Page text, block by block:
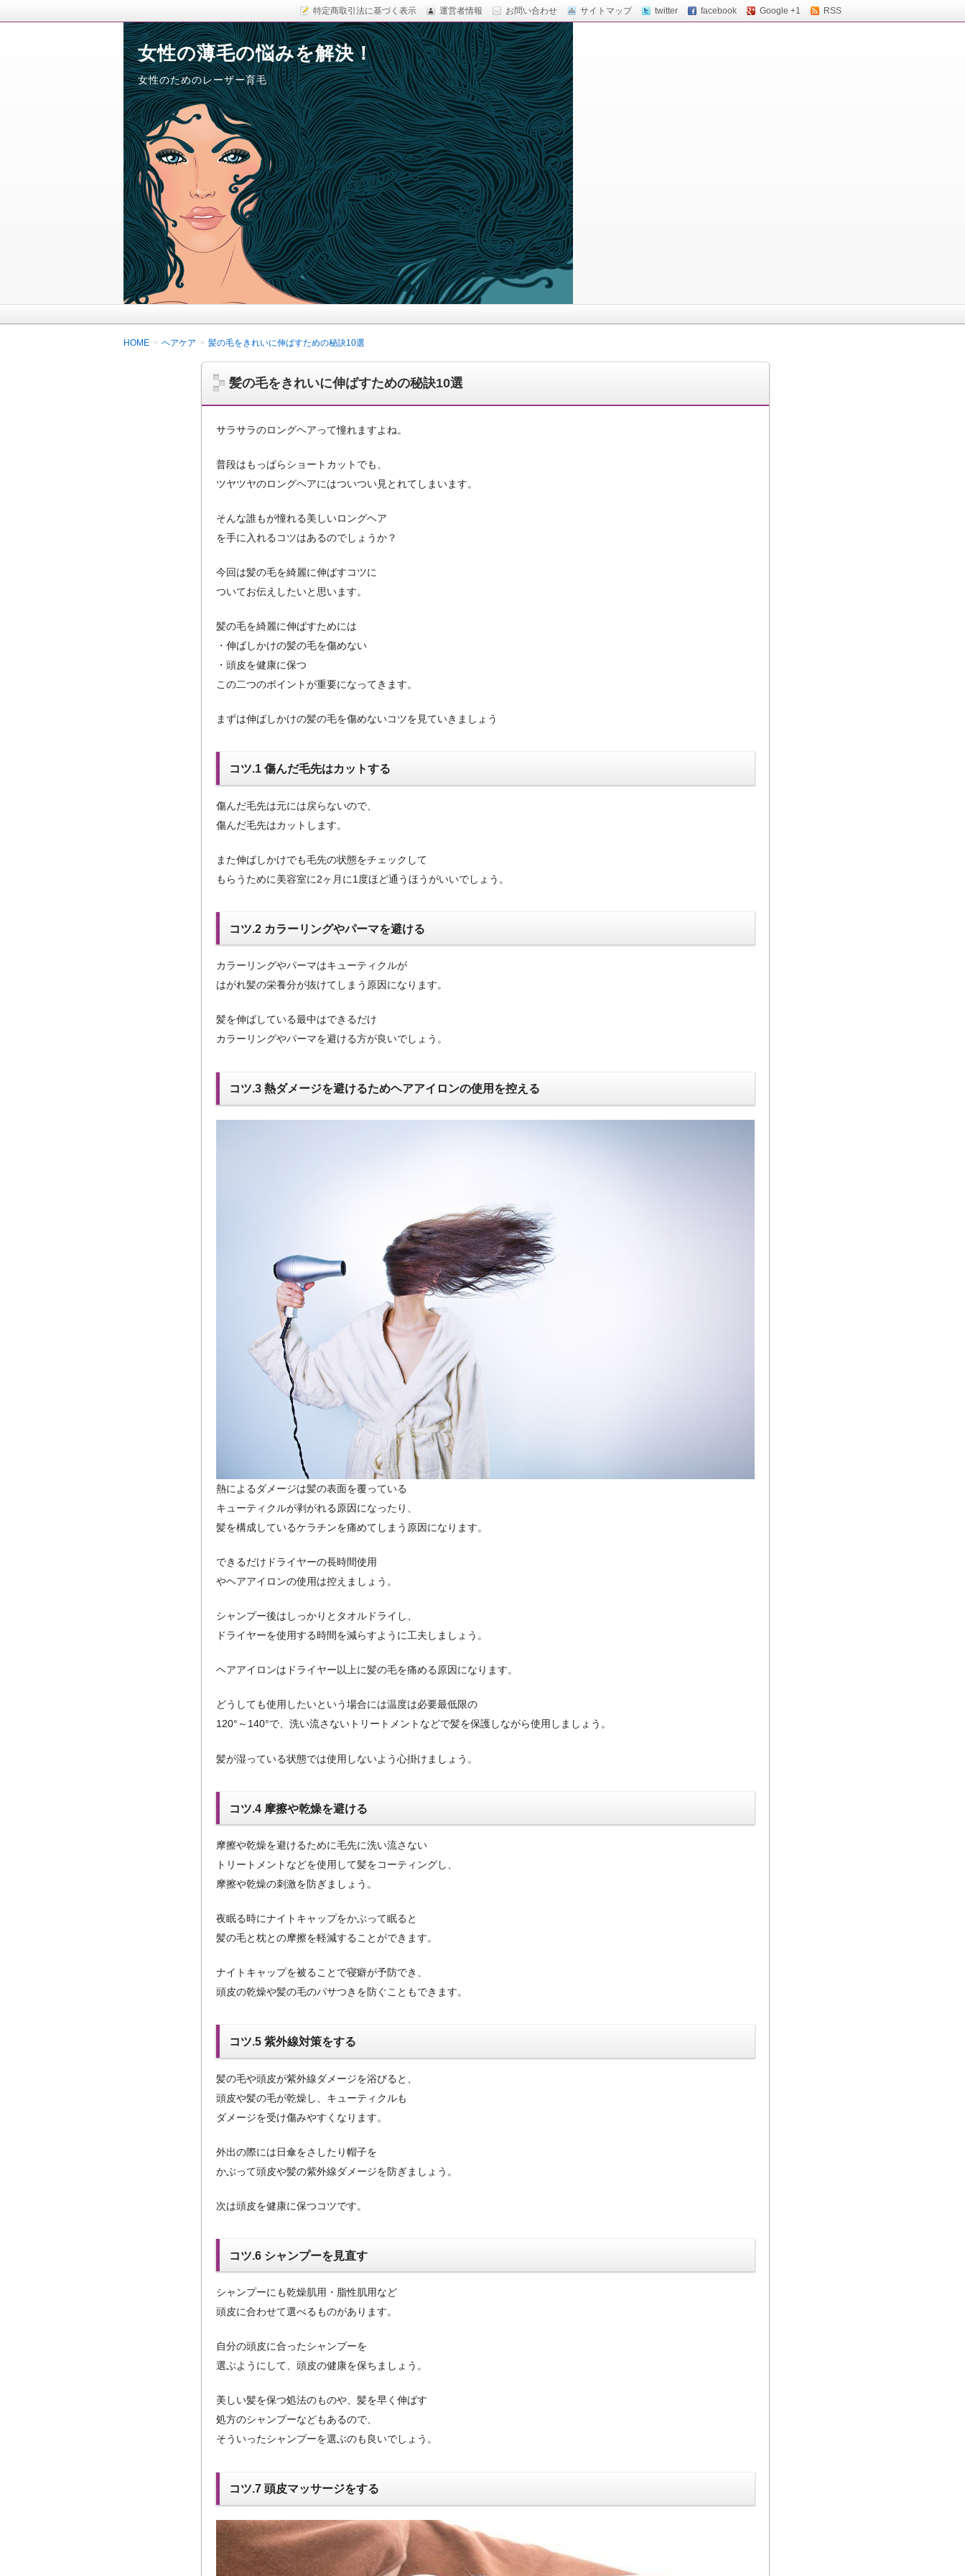
特定商取引法に基づく表示 運営者情報 お問い合わせ サイトマップ twitter facebook Google +1 RSS
女性の薄毛の悩みを解決！
女性のためのレーザー育毛
HOME ヘアケア 髪の毛をきれいに伸ばすための秘訣10選
髪の毛をきれいに伸ばすための秘訣10選
サラサラのロングヘアって憧れますよね。
普段はもっぱらショートカットでも、
ツヤツヤのロングヘアにはついつい見とれてしまいます。
そんな誰もが憧れる美しいロングヘア
を手に入れるコツはあるのでしょうか？
今回は髪の毛を綺麗に伸ばすコツに
ついてお伝えしたいと思います。
髪の毛を綺麗に伸ばすためには
・伸ばしかけの髪の毛を傷めない
・頭皮を健康に保つ
この二つのポイントが重要になってきます。
まずは伸ばしかけの髪の毛を傷めないコツを見ていきましょう
コツ.1 傷んだ毛先はカットする
傷んだ毛先は元には戻らないので、
傷んだ毛先はカットします。
また伸ばしかけでも毛先の状態をチェックして
もらうために美容室に2ヶ月に1度ほど通うほうがいいでしょう。
コツ.2 カラーリングやパーマを避ける
カラーリングやパーマはキューティクルが
はがれ髪の栄養分が抜けてしまう原因になります。
髪を伸ばしている最中はできるだけ
カラーリングやパーマを避ける方が良いでしょう。
コツ.3 熱ダメージを避けるためヘアアイロンの使用を控える
熱によるダメージは髪の表面を覆っている
キューティクルが剥がれる原因になったり、
髪を構成しているケラチンを痛めてしまう原因になります。
できるだけドライヤーの長時間使用
やヘアアイロンの使用は控えましょう。
シャンプー後はしっかりとタオルドライし、
ドライヤーを使用する時間を減らすように工夫しましょう。
ヘアアイロンはドライヤー以上に髪の毛を痛める原因になります。
どうしても使用したいという場合には温度は必要最低限の
120°～140°で、洗い流さないトリートメントなどで髪を保護しながら使用しましょう。
髪が湿っている状態では使用しないよう心掛けましょう。
コツ.4 摩擦や乾燥を避ける
摩擦や乾燥を避けるために毛先に洗い流さない
トリートメントなどを使用して髪をコーティングし、
摩擦や乾燥の刺激を防ぎましょう。
夜眠る時にナイトキャップをかぶって眠ると
髪の毛と枕との摩擦を軽減することができます。
ナイトキャップを被ることで寝癖が予防でき、
頭皮の乾燥や髪の毛のパサつきを防ぐこともできます。
コツ.5 紫外線対策をする
髪の毛や頭皮が紫外線ダメージを浴びると、
頭皮や髪の毛が乾燥し、キューティクルも
ダメージを受け傷みやすくなります。
外出の際には日傘をさしたり帽子を
かぶって頭皮や髪の紫外線ダメージを防ぎましょう。
次は頭皮を健康に保つコツです。
コツ.6 シャンプーを見直す
シャンプーにも乾燥肌用・脂性肌用など
頭皮に合わせて選べるものがあります。
自分の頭皮に合ったシャンプーを
選ぶようにして、頭皮の健康を保ちましょう。
美しい髪を保つ処法のものや、髪を早く伸ばす
処方のシャンプーなどもあるので、
そういったシャンプーを選ぶのも良いでしょう。
コツ.7 頭皮マッサージをする